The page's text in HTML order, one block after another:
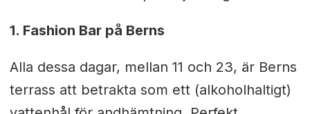
1. Fashion Bar på Berns
Alla dessa dagar, mellan 11 och 23, är Berns
terrass att betrakta som ett (alkoholhaltigt)